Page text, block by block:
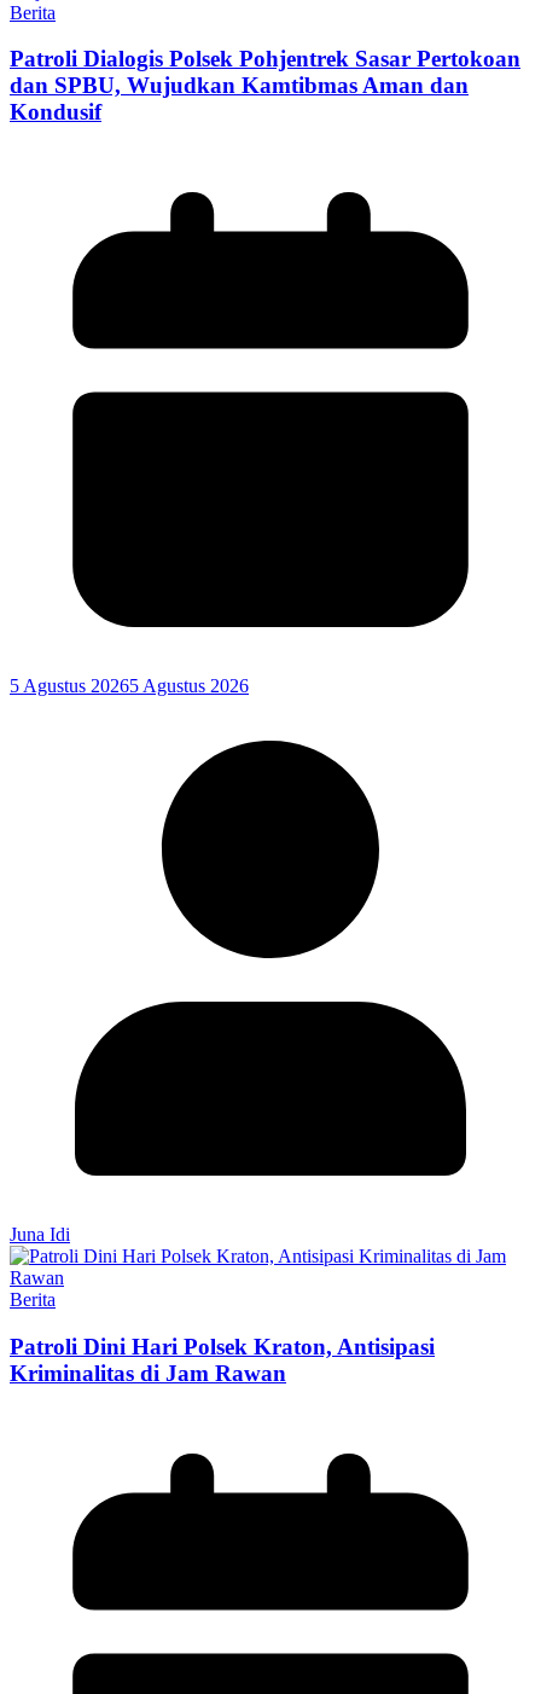
Berita
Patroli Dialogis Polsek Pohjentrek Sasar Pertokoan
dan SPBU, Wujudkan Kamtibmas Aman dan
Kondusif
5 Agustus 20265 Agustus 2026
Juna Idi
Berita
Patroli Dini Hari Polsek Kraton, Antisipasi
Kriminalitas di Jam Rawan